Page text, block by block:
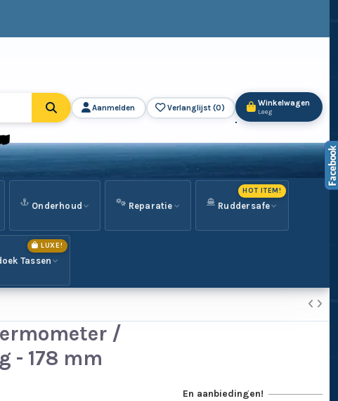
Aanmelden Verlanglijst (0) Winkelwagen
Leeg
Onderhoud Reparatie Ruddersafe
HOT ITEM!
Tassen
LUXE!
/
- 178 mm
En aanbiedingen!